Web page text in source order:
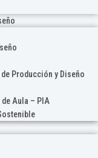
Producción y Diseño
Aula – PIA